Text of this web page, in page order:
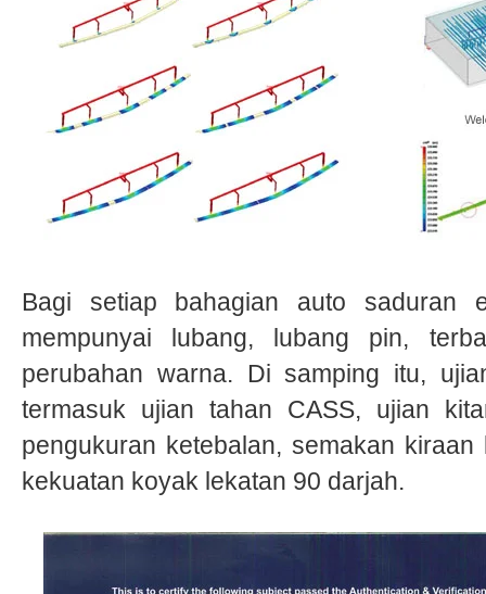
Bagi setiap bahagian auto saduran
mempunyai lubang, lubang pin,
perubahan warna. Di samping itu,
termasuk ujian tahan CASS, ujian
pengukuran ketebalan, semakan
kekuatan koyak lekatan 90 darjah.